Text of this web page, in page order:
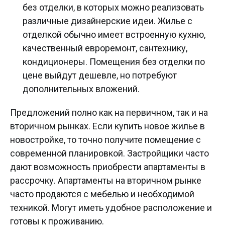
без отделки, в которых можно реализовать
различные дизайнерские идеи. Жилье с
отделкой обычно имеет встроенную кухню,
качественный евроремонт, сантехнику,
кондиционеры. Помещения без отделки по
цене выйдут дешевле, но потребуют
дополнительных вложений.
Предложений полно как на первичном, так и на
вторичном рынках. Если купить новое жилье в
новостройке, то точно получите помещение с
современной планировкой. Застройщики часто
дают возможность приобрести апартаменты в
рассрочку. Апартаменты на вторичном рынке
часто продаются с мебелью и необходимой
техникой. Могут иметь удобное расположение и
готовы к проживанию.